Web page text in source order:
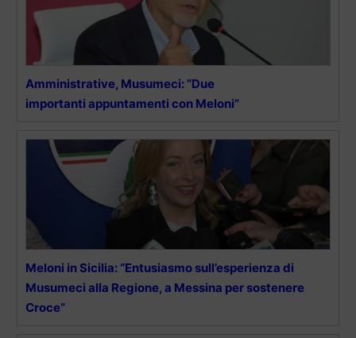
Amministrative, Musumeci: “Due
importanti appuntamenti con Meloni”
Meloni in Sicilia: “Entusiasmo sull’esperienza di
Musumeci alla Regione, a Messina per sostenere
Croce”